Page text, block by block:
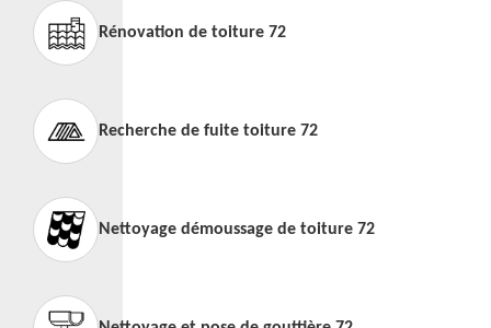
Rénovation de toiture 72
Recherche de fuite toiture 72
Nettoyage démoussage de toiture 72